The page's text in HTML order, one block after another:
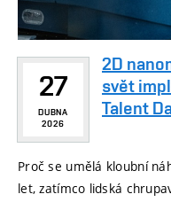
27
DUBNA
2026
2D
svět
Talent
Proč se umělá kloubní
let, zatímco lidská